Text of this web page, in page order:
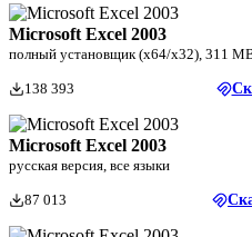
Microsoft Excel 2003
полный установщик (x64/x32), 311
138 393
Microsoft Excel 2003
русская версия, все языки
87 013